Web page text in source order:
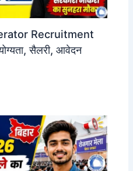
Recruitment
योग्यता, सैलरी, आवेदन